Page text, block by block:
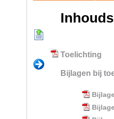
Toelichting
Bijlagen bij